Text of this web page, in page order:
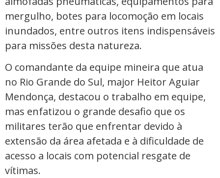
mergulho, botes para locomoção em locais
inundados, entre outros itens indispensáveis
para missões desta natureza.
O comandante da equipe mineira que atua
no Rio Grande do Sul, major Heitor Aguiar
Mendonça, destacou o trabalho em equipe,
mas enfatizou o grande desafio que os
militares terão que enfrentar devido à
extensão da área afetada e à dificuldade de
acesso a locais com potencial resgate de
vítimas.